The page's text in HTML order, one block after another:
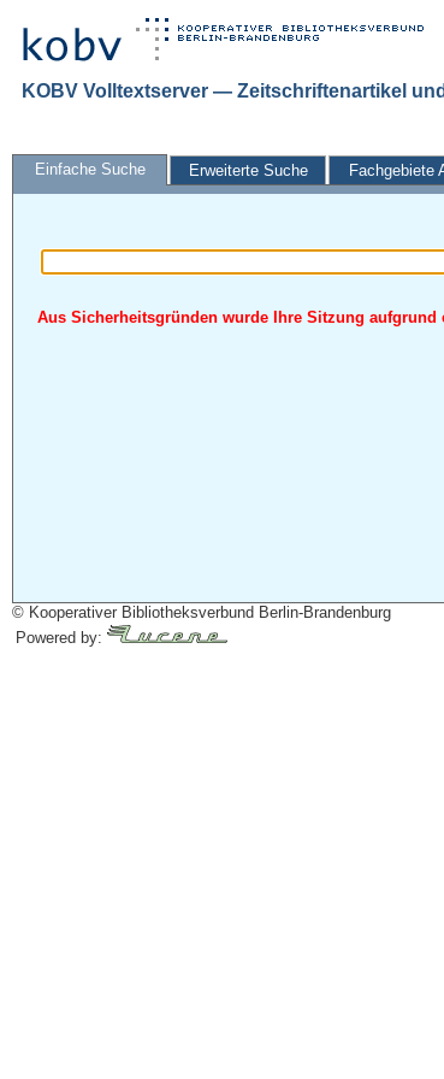
KOBV Volltextserver — Zeitschriftenartikel
Einfache Suche Erweiterte Suche Fachgebiete
Aus Sicherheitsgründen wurde Ihre Sitzung
© Kooperativer Bibliotheksverbund Berlin-Brandenburg
Powered by: